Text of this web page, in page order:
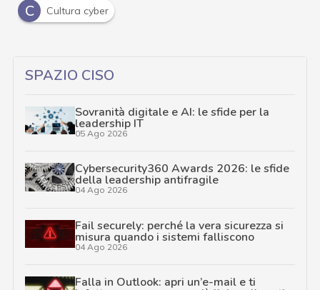
C
Cultura cyber
SPAZIO CISO
Sovranità digitale e AI: le sfide per la
leadership IT
05 Ago 2026
Cybersecurity360 Awards 2026: le sfide
della leadership antifragile
04 Ago 2026
Fail securely: perché la vera sicurezza si
misura quando i sistemi falliscono
04 Ago 2026
Falla in Outlook: apri un’e-mail e ti